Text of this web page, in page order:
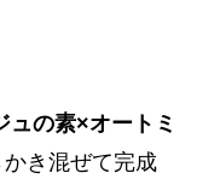
かき混ぜて完